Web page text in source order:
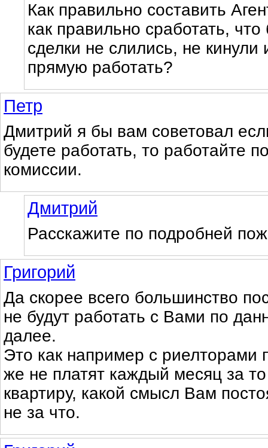
Как правильно составить
как правильно сработать,
сделки не слились, не кинули
прямую работать?
Петр
Дмитрий я бы вам советовал
будете работать, то работайте
комиссии.
Дмитрий
Расскажите по подробней
Григорий
Да скорее всего большинство
не будут работать с Вами по
далее.
Это как например с риелторами
же не платят каждый месяц за
квартиру, какой смысл Вам
не за что.